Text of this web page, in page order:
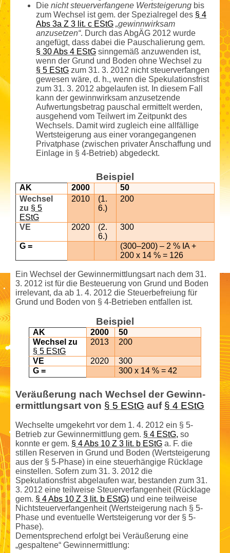
Die nicht steuerverfangene Wertsteigerung bis
zum Wechsel ist gem. der Spezialregel des § 4
Abs 3a Z 3 lit. c EStG „gewinnwirksam
anzusetzen“. Durch das AbgÄG 2012 wurde
angefügt, dass dabei die Pauschalierung gem.
§ 30 Abs 4 EStG sinngemäß anzuwenden ist,
wenn der Grund und Boden ohne Wechsel zu
§ 5 EStG zum 31. 3. 2012 nicht steuerverfangen
gewesen wäre, d. h., wenn die Spekulationsfrist
zum 31. 3. 2012 abgelaufen ist. In diesem Fall
kann der gewinnwirksam anzusetzende
Aufwertungs­betrag pauschal ermittelt werden,
ausgehend vom Teilwert im Zeitpunkt des
Wechsels. Damit wird zugleich eine allfällige
Wertsteigerung aus einer vorangegangenen
Privatphase (zwischen privater Anschaffung und
Einlage in § 4-Betrieb) abgedeckt.
Beispiel
AK 2000
50
Wechsel
zu § 5
EStG
2010
(1.
6.)
200
VE 2020
(2.
6.)
300
G =
(300–200) – 2 % IA +
200 x 14 % = 126
Ein Wechsel der Gewinn­ermittlungsart nach dem 31.
3. 2012 ist für die Besteuerung von Grund und Boden
irrelevant, da ab 1. 4. 2012 die Steuer­befreiung für
Grund und Boden von § 4-Betrieben entfallen ist.
Beispiel
AK 2000
50
Wechsel zu
§ 5 EStG
2013 200
VE 2020
300
G =
300 x 14 % = 42
Veräußerung nach Wechsel der Gewinn­
ermittlungsart von § 5 EStG auf § 4 EStG
Wechselte umgekehrt vor dem 1. 4. 2012 ein § 5-
Betrieb zur Gewinn­ermittlung gem. § 4 EStG, so
konnte er gem. § 4 Abs 10 Z 3 lit. b EStG a. F. die
stillen Reserven in Grund und Boden (Wertsteigerung
aus der § 5-Phase) in eine steuerhängige Rücklage
einstellen. Sofern zum 31. 3. 2012 die
Spekulationsfrist abgelaufen war, bestanden zum 31.
3. 2012 eine teilweise Steuerverfangenheit (Rücklage
gem. § 4 Abs 10 Z 3 lit. b EStG) und eine teilweise
Nicht­steuerverfangenheit (Wertsteigerung nach § 5-
Phase und eventuelle Wertsteigerung vor der § 5-
Phase).
Dementsprechend erfolgt bei Veräußerung eine
„gespaltene“ Gewinn­ermittlung: